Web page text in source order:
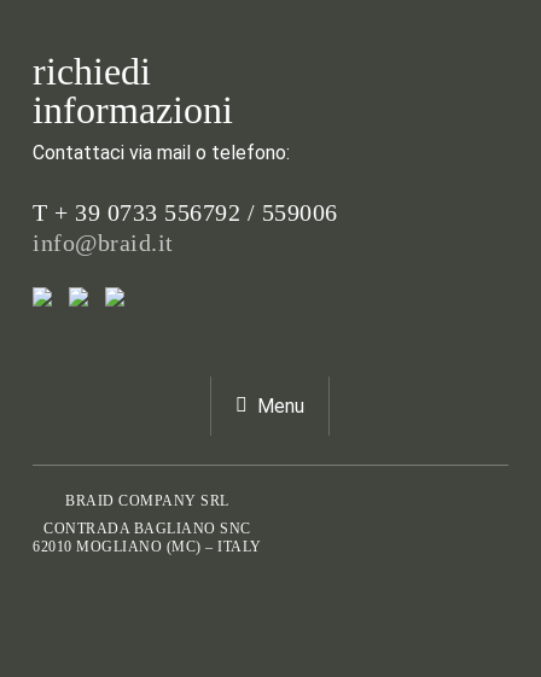
richiedi
informazioni
Contattaci via mail o telefono:
T + 39 0733 556792 / 559006
info@braid.it
Menu
BRAID COMPANY SRL
CONTRADA BAGLIANO SNC
62010 MOGLIANO (MC) – ITALY